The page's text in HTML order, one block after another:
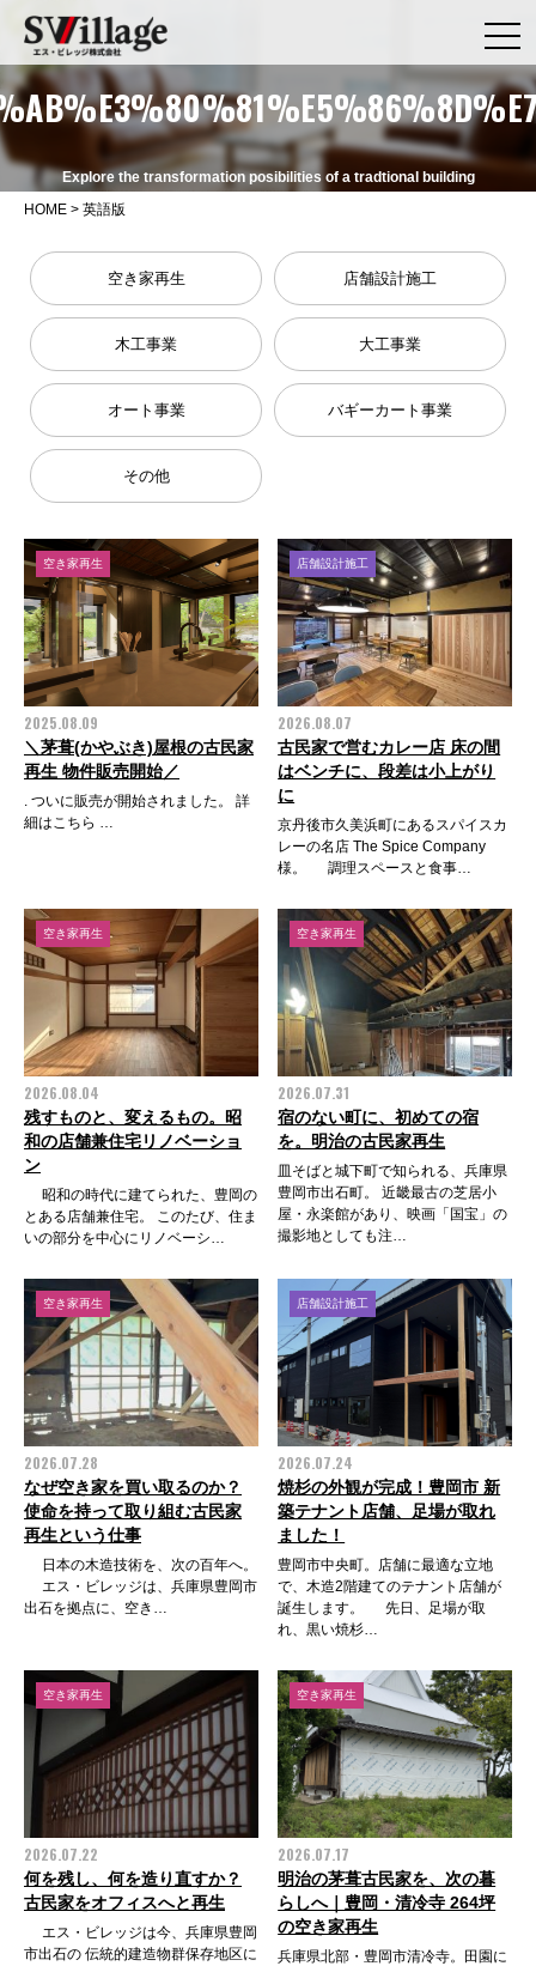
Explore the transformation posibilities of a tradtional building
HOME > 英語版
空き家再生 店舗設計施工
木工事業 大工事業
オート事業 バギーカート事業
その他
空き家再生
2025.08.09
＼茅葺(かやぶき)屋根の古民家
再生 物件販売開始／
. ついに販売が開始されました。 詳
細はこちら …
店舗設計施工
2026.08.07
古民家で営むカレー店 床の間
はベンチに、段差は小上がり
に
京丹後市久美浜町にあるスパイスカ
レーの名店 The Spice Company
様。 調理スペースと食事…
空き家再生
2026.08.04
残すものと、変えるもの。昭
和の店舗兼住宅リノベーショ
ン
昭和の時代に建てられた、豊岡の
とある店舗兼住宅。 このたび、住ま
いの部分を中心にリノベーシ…
空き家再生
2026.07.31
宿のない町に、初めての宿
を。明治の古民家再生
皿そばと城下町で知られる、兵庫県
豊岡市出石町。 近畿最古の芝居小
屋・永楽館があり、映画「国宝」の
撮影地としても注…
空き家再生
2026.07.28
なぜ空き家を買い取るのか？
使命を持って取り組む古民家
再生という仕事
日本の木造技術を、次の百年へ。
エス・ビレッジは、兵庫県豊岡市
出石を拠点に、空き…
店舗設計施工
2026.07.24
焼杉の外観が完成！豊岡市 新
築テナント店舗、足場が取れ
ました！
豊岡市中央町。店舗に最適な立地
で、木造2階建てのテナント店舗が
誕生します。 先日、足場が取
れ、黒い焼杉…
空き家再生
2026.07.22
何を残し、何を造り直すか？
古民家をオフィスへと再生
エス・ビレッジは今、兵庫県豊岡
市出石の 伝統的建造物群保存地区に
空き家再生
2026.07.17
明治の茅葺古民家を、次の暮
らしへ｜豊岡・清冷寺 264坪
の空き家再生
兵庫県北部・豊岡市清冷寺。田園に